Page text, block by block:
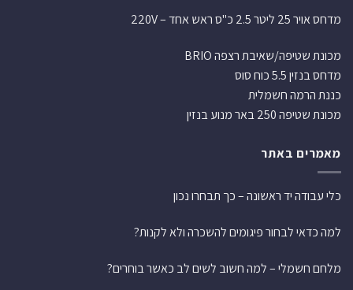
מדחס אויר 25 ליטר 2.5 כ"ס ראש אחד – 220V
מכונת שטיפה/שאיבת רצפה BRIO
מדחס בנזין 5.5 כוח סוס
כננת הרמה חשמלית
מכונת שטיפה 250 באר מנוע בנזין
מאמרים באתר
כלי עבודה יד ראשונה – כך תבחרו נכון
למה כדאי לבחור פיגומים להשכרה ולא לקנות?
מלחם חשמלי – למה חשוב לשים לב כאשר בוחרים?